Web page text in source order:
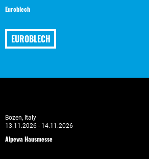
Euroblech
EUROBLECH
Bozen, Italy
13.11.2026 - 14.11.2026
Alpewa Hausmesse